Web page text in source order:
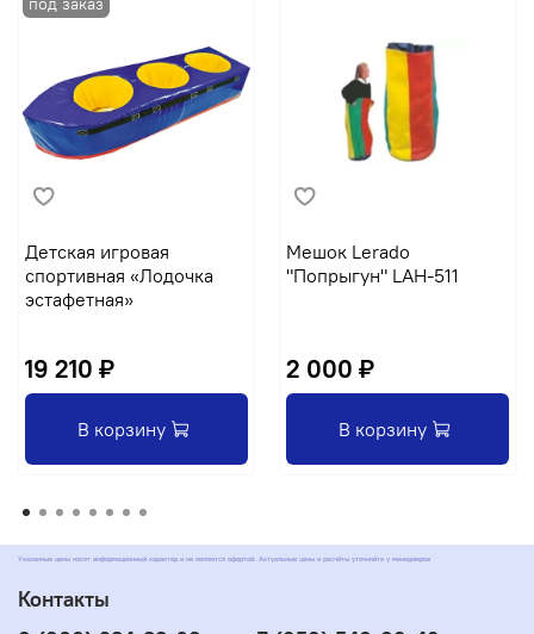
Детская игровая
спортивная «Лодочка
эстафетная»
19 210 ₽
В корзину
Мешок Lerado
"Попрыгун" LAH-511
2 000 ₽
В корзину
Указанные цены носят информационный характер и не являются офертой. Актуальные цены и расчёты уточняйте у менеджеров
Контакты